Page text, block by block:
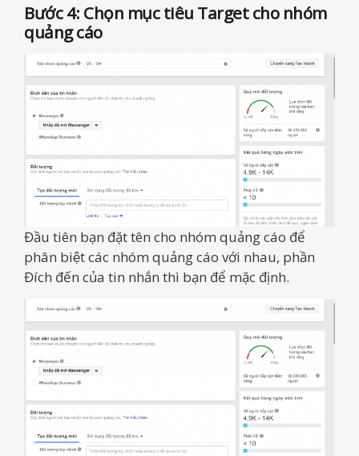
Bước 4: Chọn mục tiêu Target cho nhóm
quảng cáo
Đầu tiên bạn đặt tên cho nhóm quảng cáo để
phân biệt các nhóm quảng cáo với nhau, phần
Đích đến của tin nhắn thì bạn để mặc định.